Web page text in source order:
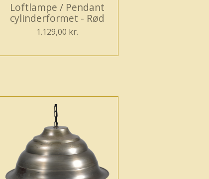
Loftlampe / Pendant
cylinderformet - Rød
1.129,00 kr.